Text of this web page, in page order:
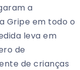
a
Gripe em todo o
leva em
de
de crianças